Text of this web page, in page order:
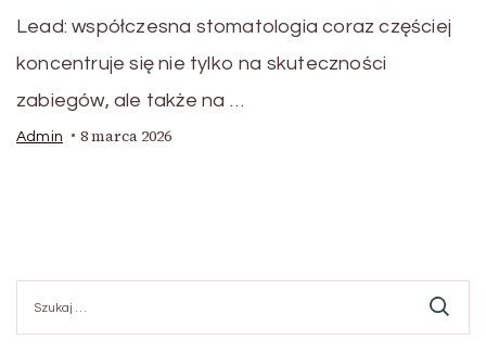
Lead: współczesna stomatologia coraz częściej
koncentruje się nie tylko na skuteczności
zabiegów, ale także na …
Admin 8 marca 2026